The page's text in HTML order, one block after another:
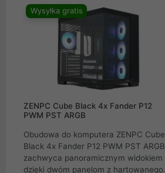
Wysyłka gratis
ZENPC Cube Black 4x Fander P12
PWM PST ARGB
Obudowa do komputera ZENPC Cube
Black 4x Fander P12 PWM PST ARGB
zachwyca panoramicznym widokiem
dzięki dwóm panelom z hartowanego